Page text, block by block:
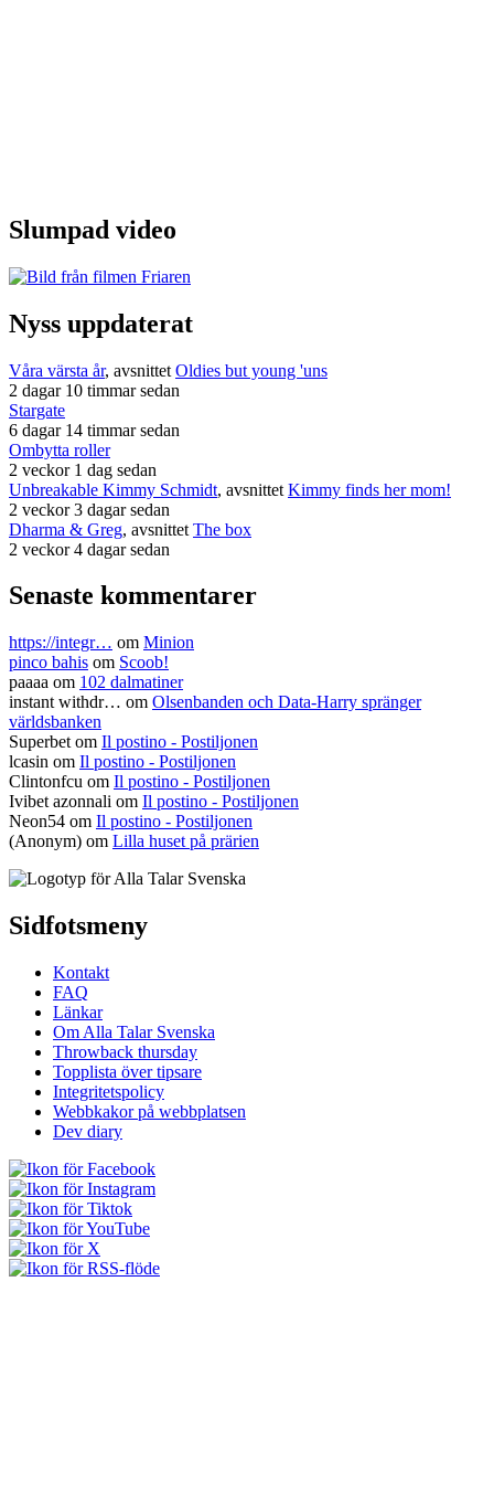
Slumpad video
Nyss uppdaterat
Våra värsta år, avsnittet Oldies but young 'uns
2 dagar 10 timmar sedan
Stargate
6 dagar 14 timmar sedan
Ombytta roller
2 veckor 1 dag sedan
Unbreakable Kimmy Schmidt, avsnittet Kimmy finds her mom!
2 veckor 3 dagar sedan
Dharma & Greg, avsnittet The box
2 veckor 4 dagar sedan
Senaste kommentarer
https://integr… om Minion
pinco bahis om Scoob!
paaaa om 102 dalmatiner
instant withdr… om Olsenbanden och Data-Harry spränger
världsbanken
Superbet om Il postino - Postiljonen
lcasin om Il postino - Postiljonen
Clintonfcu om Il postino - Postiljonen
Ivibet azonnali om Il postino - Postiljonen
Neon54 om Il postino - Postiljonen
(Anonym) om Lilla huset på prärien
Sidfotsmeny
Kontakt
FAQ
Länkar
Om Alla Talar Svenska
Throwback thursday
Topplista över tipsare
Integritetspolicy
Webbkakor på webbplatsen
Dev diary